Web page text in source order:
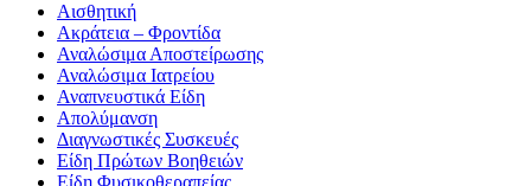
Αισθητική
Ακράτεια – Φροντίδα
Αναλώσιμα Αποστείρωσης
Αναλώσιμα Ιατρείου
Αναπνευστικά Είδη
Απολύμανση
Διαγνωστικές Συσκευές
Είδη Πρώτων Βοηθειών